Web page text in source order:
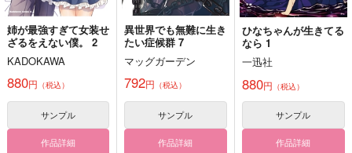
作品詳細 作品詳細 作品詳細
姉が最強すぎて女装せ
ざるをえない僕。 2
KADOKAWA
880円 （税込）
サンプル
作品詳細
異世界でも無難に生き
たい症候群 7
マッグガーデン
792円 （税込）
サンプル
作品詳細
ひなちゃんが生きてる
なら 1
一迅社
880円 （税込）
サンプル
作品詳細